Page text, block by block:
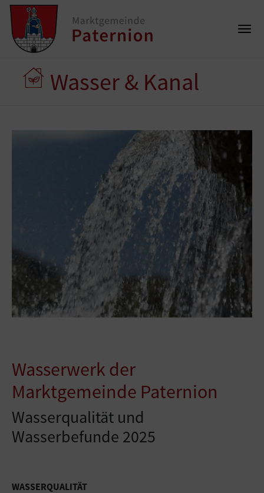
Wasser & Kanal
Wasserwerk der
Marktgemeinde Paternion
Wasserqualität und
Wasserbefunde 2025
WASSERQUALITÄT